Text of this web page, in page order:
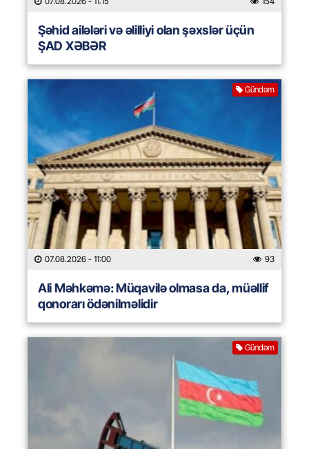
Şəhid ailələri və əlilliyi olan şəxslər üçün
ŞAD XƏBƏR
Gündəm
07.08.2026 - 11:00 93
Ali Məhkəmə: Müqavilə olmasa da, müəllif
qonorarı ödənilməlidir
Gündəm